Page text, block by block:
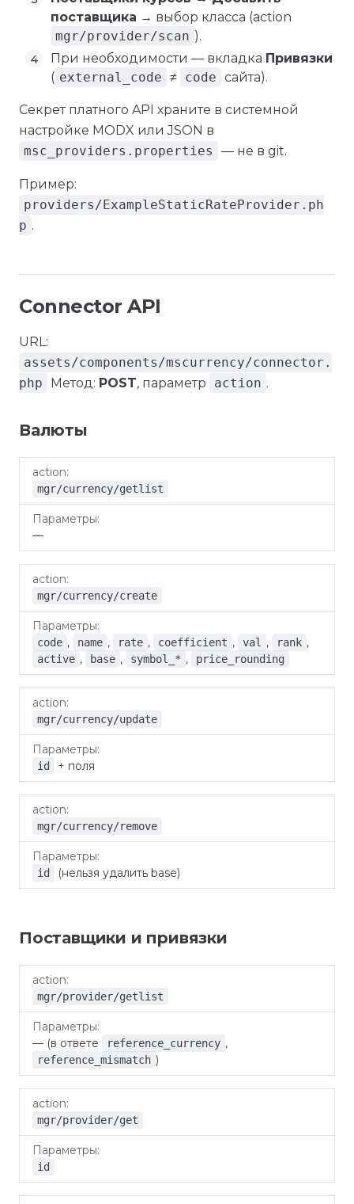
поставщика → выбор класса (action
mgr/provider/scan ).
При необходимости — вкладка Привязки
( external_code ≠ code сайта).
Секрет платного API храните в системной
настройке MODX или JSON в
msc_providers.properties
— не в git.
Пример:
providers/ExampleStaticRateProvider.ph
p .
Connector API
URL:
assets/components/mscurrency/connector.
php
Метод: POST, параметр action .
Валюты
action
mgr/currency/getlist
—
mgr/currency/create
code , name , rate , coefficient , val , rank ,
active , base , symbol_* , price_rounding
mgr/currency/update
id + поля
mgr/currency/remove
id (нельзя удалить base)
Поставщики и привязки
action
mgr/provider/getlist
— (в ответе reference_currency ,
reference_mismatch )
mgr/provider/get
id